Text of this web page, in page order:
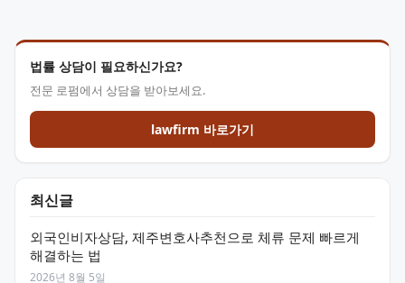
법률 상담이 필요하신가요?
전문 로펌에서 상담을 받아보세요.
lawfirm 바로가기
최신글
외국인비자상담, 제주변호사추천으로 체류 문제 빠르게
해결하는 법
2026년 8월 5일